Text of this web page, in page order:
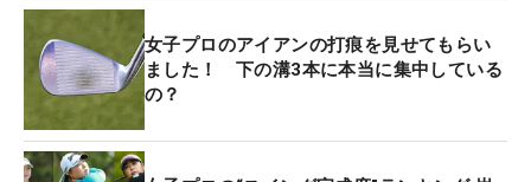
女子プロのアイアンの打痕を見せてもらい
ました！ 下の溝3本に本当に集中している
の？